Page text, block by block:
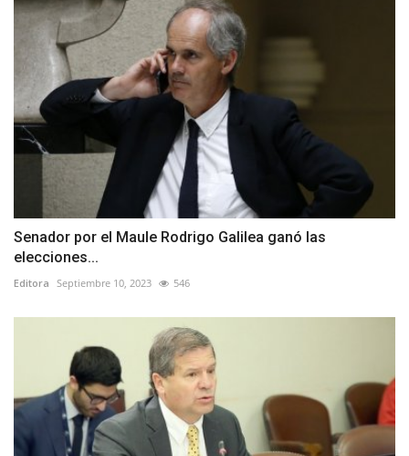
Senador por el Maule Rodrigo Galilea ganó las
elecciones...
Editora Septiembre 10, 2023 546